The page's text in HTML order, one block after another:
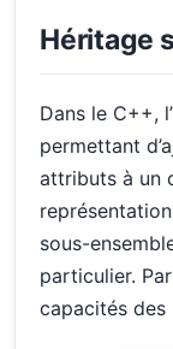
Héritage
Dans le C++,
permettant
attributs à un
sous-
particulier.
capacités des